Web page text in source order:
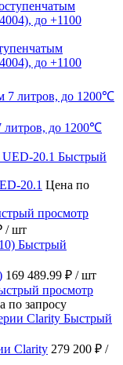
до +1100
литров, до 1200℃
Быстрый
20.1 Цена по
просмотр
/ шт
Быстрый
169 489.99 ₽ / шт
просмотр
по запросу
Быстрый
Clarity 279 200 ₽ /